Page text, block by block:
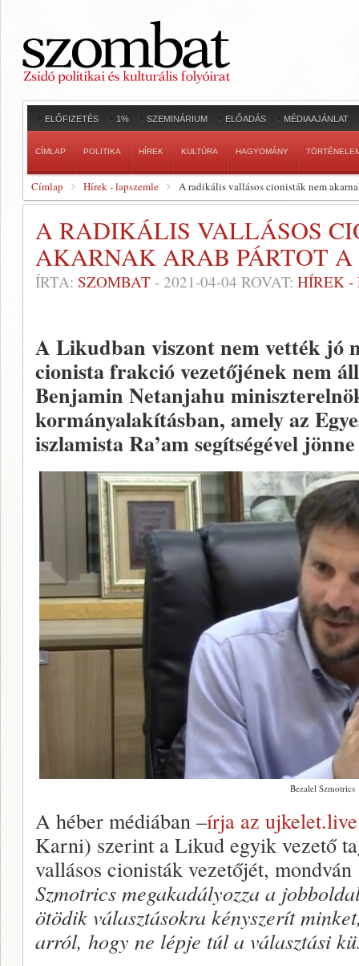
ELŐFIZETÉS 1% SZEMINÁRIUM ELŐADÁS MÉDIAAJÁNLAT
CÍMLAP POLITIKA HÍREK KULTÚRA HAGYOMÁNY
Címlap Hírek - lapszemle A radikális vallásos cionisták nem
A RADIKÁLIS VALLÁSOS
AKARNAK ARAB PÁRTOT
ÍRTA: SZOMBAT - 2021-04-04 ROVAT: HÍREK -
A Likudban viszont nem vették jó
cionista frakció vezetőjének nem
Benjamin Netanjahu
kormányalakításban, amely az
iszlamista Ra’am segítségével
Bezalel Szmotrics
A héber médiában –írja az ujkelet.live
Karni) szerint a Likud egyik vezető
vallásos cionisták vezetőjét, mondván
Szmotrics megakadályozza a
ötödik választásokra kényszerít
arról, hogy ne lépje túl a választási